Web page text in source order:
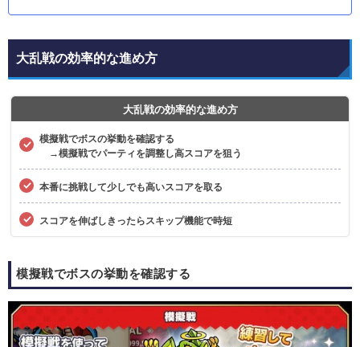
大乱戦の効率的な進め方
大乱戦の効率的な進め方
模擬戦でボスの挙動を確認する
→模擬戦でパーティを調整し高スコアを狙う
本番に挑戦して少しでも高いスコアを取る
スコアを伸ばしきったらスキップ機能で時短
模擬戦でボスの挙動を確認する